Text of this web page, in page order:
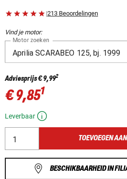
|213 Beoordelingen
Vind je motor:
Motor zoeken
Adviesprijs€ 9,992
€ 9,851
Leverbaar
TOEVOEGEN
BESCHIKBAARHEID IN